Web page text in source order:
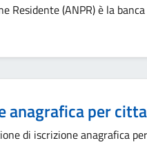
Residente (ANPR) è la
anagrafica per
di iscrizione anagrafica